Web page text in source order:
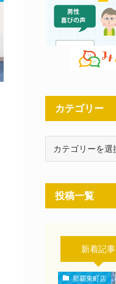
カテゴリー
リ
投稿一覧
新着記事
那覇東町店